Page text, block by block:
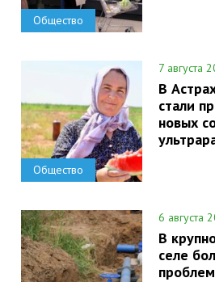
Общество
Общество
7 августа
В
стали
новых
6 августа
В
селе